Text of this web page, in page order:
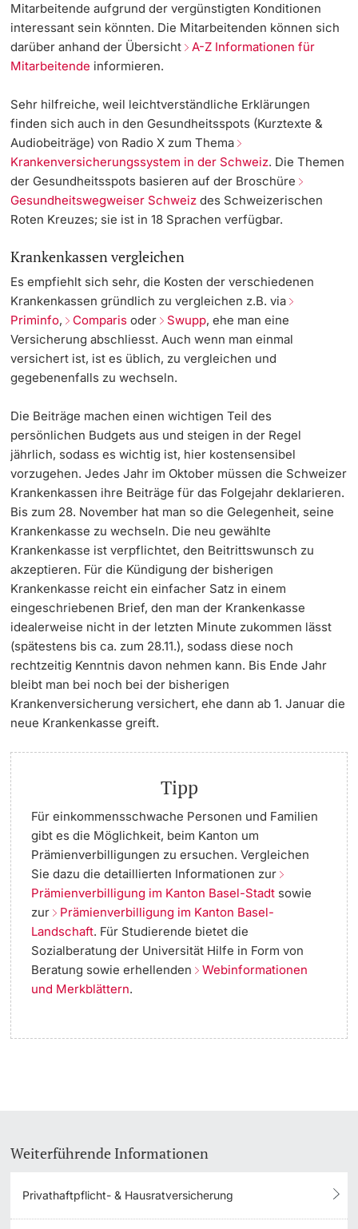
Mitarbeitende aufgrund der vergünstigten Konditionen
interessant sein könnten. Die Mitarbeitenden können sich
darüber anhand der Übersicht A-Z Informationen für
Mitarbeitende informieren.
Sehr hilfreiche, weil leichtverständliche Erklärungen
finden sich auch in den Gesundheitsspots (Kurztexte &
Audiobeiträge) von Radio X zum Thema
Krankenversicherungssystem in der Schweiz. Die Themen
der Gesundheitsspots basieren auf der Broschüre
Gesundheitswegweiser Schweiz des Schweizerischen
Roten Kreuzes; sie ist in 18 Sprachen verfügbar.
Krankenkassen vergleichen
Es empfiehlt sich sehr, die Kosten der verschiedenen
Krankenkassen gründlich zu vergleichen z.B. via
Priminfo, Comparis oder Swupp, ehe man eine
Versicherung abschliesst. Auch wenn man einmal
versichert ist, ist es üblich, zu vergleichen und
gegebenenfalls zu wechseln.
Die Beiträge machen einen wichtigen Teil des
persönlichen Budgets aus und steigen in der Regel
jährlich, sodass es wichtig ist, hier kostensensibel
vorzugehen. Jedes Jahr im Oktober müssen die Schweizer
Krankenkassen ihre Beiträge für das Folgejahr deklarieren.
Bis zum 28. November hat man so die Gelegenheit, seine
Krankenkasse zu wechseln. Die neu gewählte
Krankenkasse ist verpflichtet, den Beitrittswunsch zu
akzeptieren. Für die Kündigung der bisherigen
Krankenkasse reicht ein einfacher Satz in einem
eingeschriebenen Brief, den man der Krankenkasse
idealerweise nicht in der letzten Minute zukommen lässt
(spätestens bis ca. zum 28.11.), sodass diese noch
rechtzeitig Kenntnis davon nehmen kann. Bis Ende Jahr
bleibt man bei noch bei der bisherigen
Krankenversicherung versichert, ehe dann ab 1. Januar die
neue Krankenkasse greift.
Tipp
Für einkommensschwache Personen und Familien
gibt es die Möglichkeit, beim Kanton um
Prämienverbilligungen zu ersuchen. Vergleichen
Sie dazu die detaillierten Informationen zur
Prämienverbilligung im Kanton Basel-Stadt sowie
zur Prämienverbilligung im Kanton Basel-
Landschaft. Für Studierende bietet die
Sozialberatung der Universität Hilfe in Form von
Beratung sowie erhellenden Webinformationen
und Merkblättern.
Weiterführende Informationen
Privathaftpflicht- & Hausratversicherung